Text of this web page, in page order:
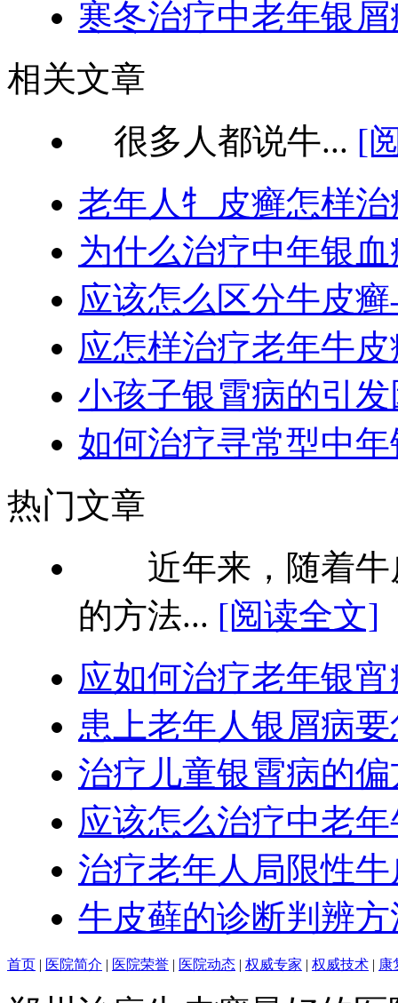
寒冬治疗中老年银
相关文章
很多人都说牛... [
老年人牜皮癣怎样
为什么治疗中年银
应该怎么区分牛皮
应怎样治疗老年牛
小孩子银霄病的引
如何治疗寻常型中
热门文章
近年来，随着牛
的方法... [阅读全文]
应如何治疗老年银
患上老年人银屑病
治疗儿童银霄病的偏
应该怎么治疗中老
治疗老年人局限性
牛皮藓的诊断判辨
首页 | 医院简介 | 医院荣誉 | 医院动态 | 权威专家 | 权威技术 | 康